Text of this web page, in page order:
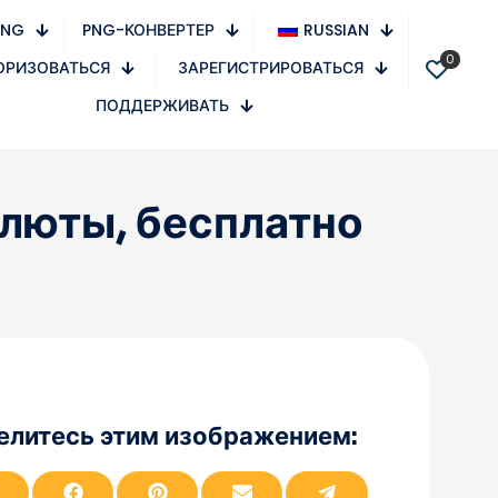
PNG-КОНВЕРТЕР
RUSSIAN
ЗАРЕГИСТРИРОВАТЬСЯ
ПОДДЕРЖИВАТЬ
0
бесплатно
этим изображением:
П П П